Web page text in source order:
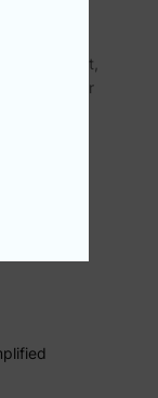
Lauf!
Erstellen
über